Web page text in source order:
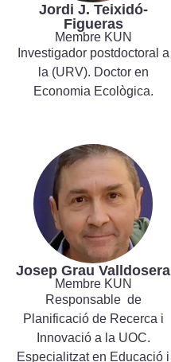
Jordi J. Teixidó-
Figueras
Membre KUN
Investigador postdoctoral a
la (URV). Doctor en
Economia Ecològica.
Josep Grau Valldosera
Membre KUN
Responsable de
Planificació de Recerca i
Innovació a la UOC.
Especialitzat en Educació i